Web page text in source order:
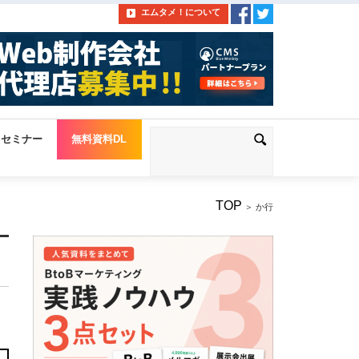
エムタメ！について
セミナー 無料資料DL
TOP ＞ か行